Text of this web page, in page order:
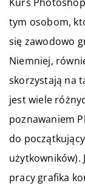
Kurs
tym osobom,
się zawodowo
Niemniej,
skorzystają na
jest wiele
poznawaniem
do
użytkowników).
pracy grafika